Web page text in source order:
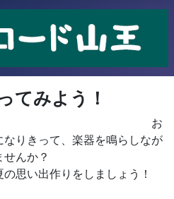
てみよう！
お
りきって、楽器を鳴らしなが
んか？
思い出作りをしましょう！